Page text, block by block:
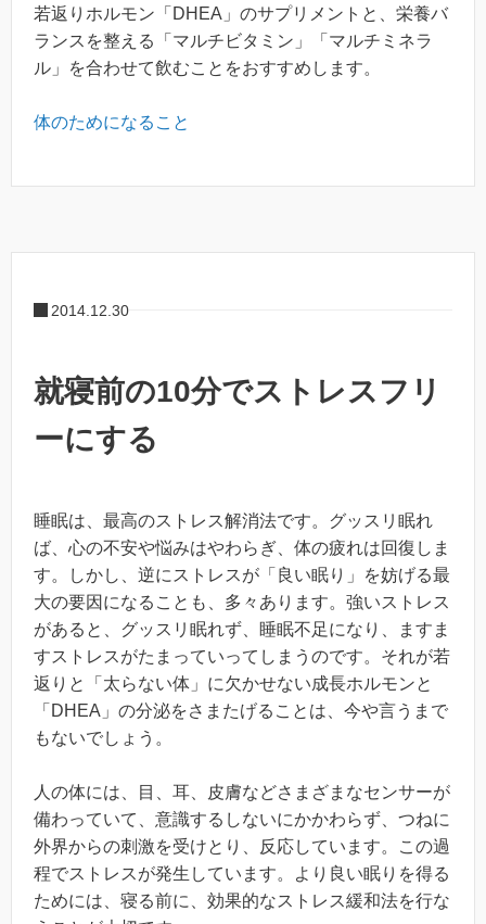
若返りホルモン「DHEA」のサプリメントと、栄養バ
ランスを整える「マルチビタミン」「マルチミネラ
ル」を合わせて飲むことをおすすめします。
体のためになること
2014.12.30
就寝前の10分でストレスフリ
ーにする
睡眠は、最高のストレス解消法です。グッスリ眠れ
ば、心の不安や悩みはやわらぎ、体の疲れは回復しま
す。しかし、逆にストレスが「良い眠り」を妨げる最
大の要因になることも、多々あります。強いストレス
があると、グッスリ眠れず、睡眠不足になり、ますま
すストレスがたまっていってしまうのです。それが若
返りと「太らない体」に欠かせない成長ホルモンと
「DHEA」の分泌をさまたげることは、今や言うまで
もないでしょう。
人の体には、目、耳、皮膚などさまざまなセンサーが
備わっていて、意識するしないにかかわらず、つねに
外界からの刺激を受けとり、反応しています。この過
程でストレスが発生しています。より良い眠りを得る
ためには、寝る前に、効果的なストレス緩和法を行な